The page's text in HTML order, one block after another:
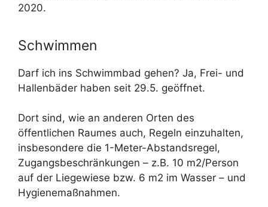
2020.
Schwimmen
Darf ich ins Schwimmbad gehen? Ja, Frei- und
Hallenbäder haben seit 29.5. geöffnet.
Dort sind, wie an anderen Orten des
öffentlichen Raumes auch, Regeln einzuhalten,
insbesondere die 1-Meter-Abstandsregel,
Zugangsbeschränkungen – z.B. 10 m2/Person
auf der Liegewiese bzw. 6 m2 im Wasser – und
Hygienemaßnahmen.